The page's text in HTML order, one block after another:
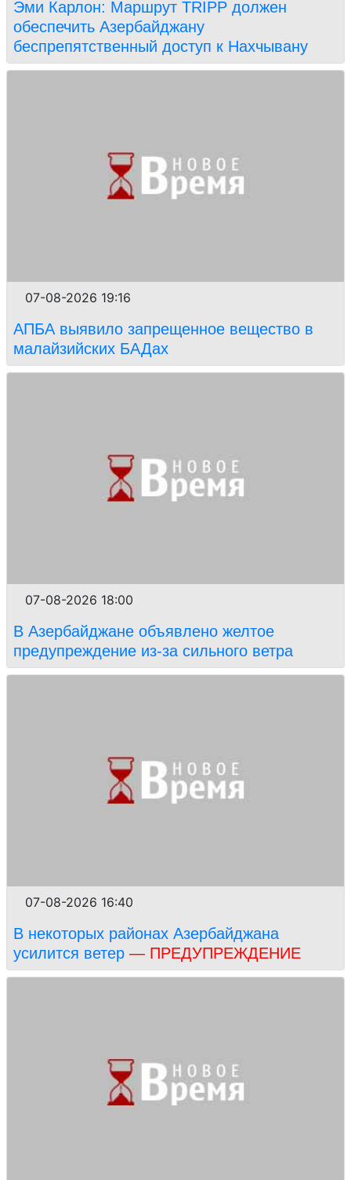
Эми Карлон: Маршрут TRIPP должен
обеспечить Азербайджану
беспрепятственный доступ к Нахчывану
07-08-2026 19:16
АПБА выявило запрещенное вещество в
малайзийских БАДах
07-08-2026 18:00
В Азербайджане объявлено желтое
предупреждение из-за сильного ветра
07-08-2026 16:40
В некоторых районах Азербайджана
усилится ветер — ПРЕДУПРЕЖДЕНИЕ